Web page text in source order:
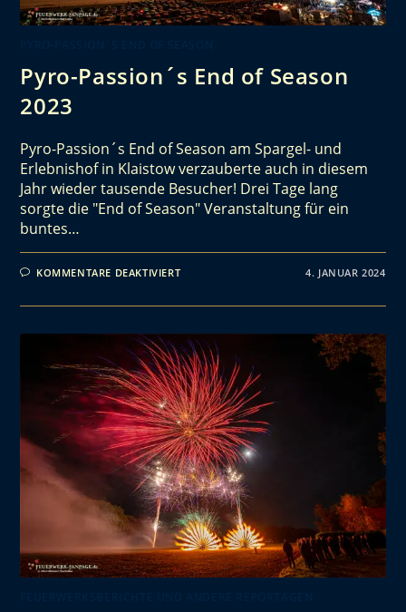
Pyro-Passion´s End of Season
2023
Pyro-Passion´s End of Season am Spargel- und
Erlebnishof in Klaistow verzauberte auch in diesem
Jahr wieder tausende Besucher! Drei Tage lang
sorgte die "End of Season" Veranstaltung für ein
buntes…
KOMMENTARE DEAKTIVIERT 4. JANUAR 2024